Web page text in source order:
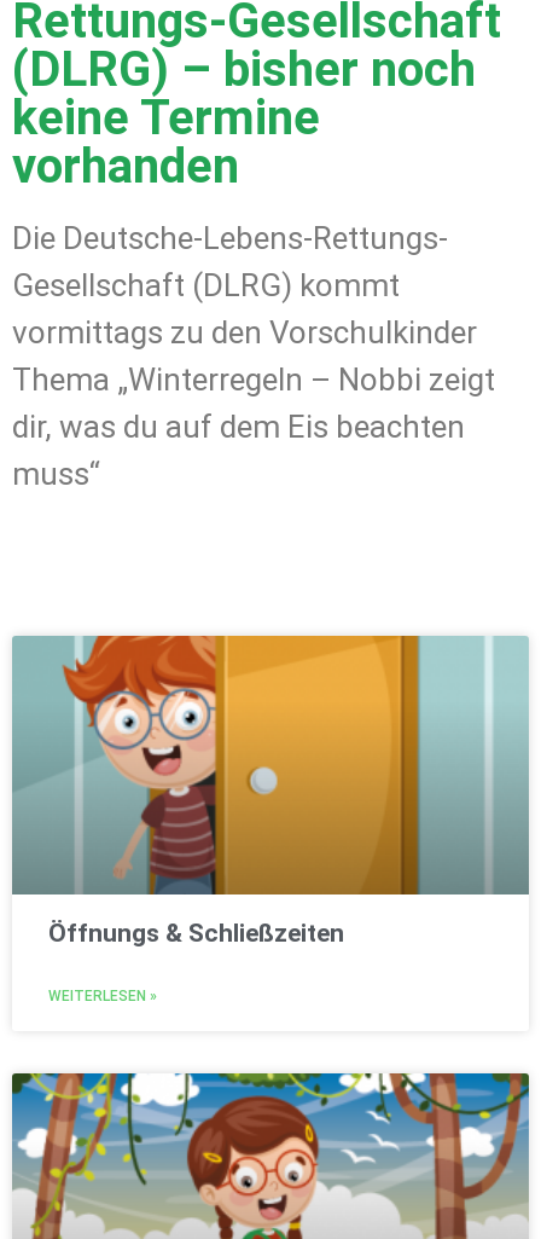
Rettungs-Gesellschaft
(DLRG) – bisher noch
keine Termine
vorhanden
Die Deutsche-Lebens-Rettungs-
Gesellschaft (DLRG) kommt
vormittags zu den Vorschulkinder
Thema „Winterregeln – Nobbi zeigt
dir, was du auf dem Eis beachten
muss“
Öffnungs & Schließzeiten
WEITERLESEN »